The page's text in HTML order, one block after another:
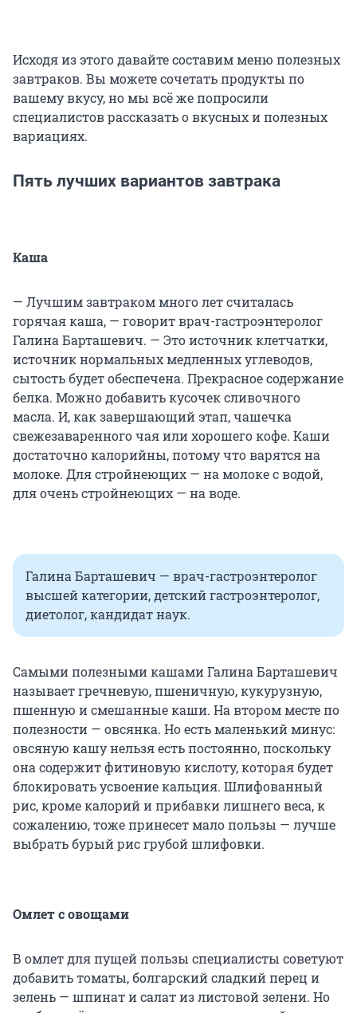
Исходя из этого давайте составим меню полезных
завтраков. Вы можете сочетать продукты по
вашему вкусу, но мы всё же попросили
специалистов рассказать о вкусных и полезных
вариациях.
Пять лучших вариантов завтрака
Каша
— Лучшим завтраком много лет считалась
горячая каша, — говорит врач-гастроэнтеролог
Галина Барташевич. — Это источник клетчатки,
источник нормальных медленных углеводов,
сытость будет обеспечена. Прекрасное содержание
белка. Можно добавить кусочек сливочного
масла. И, как завершающий этап, чашечка
свежезаваренного чая или хорошего кофе. Каши
достаточно калорийны, потому что варятся на
молоке. Для стройнеющих — на молоке с водой,
для очень стройнеющих — на воде.
Галина Барташевич — врач-гастроэнтеролог
высшей категории, детский гастроэнтеролог,
диетолог, кандидат наук.
Самыми полезными кашами Галина Барташевич
называет гречневую, пшеничную, кукурузную,
пшенную и смешанные каши. На втором месте по
полезности — овсянка. Но есть маленький минус:
овсяную кашу нельзя есть постоянно, поскольку
она содержит фитиновую кислоту, которая будет
блокировать усвоение кальция. Шлифованный
рис, кроме калорий и прибавки лишнего веса, к
сожалению, тоже принесет мало пользы — лучше
выбрать бурый рис грубой шлифовки.
Омлет с овощами
В омлет для пущей пользы специалисты советуют
добавить томаты, болгарский сладкий перец и
зелень — шпинат и салат из листовой зелени. Но